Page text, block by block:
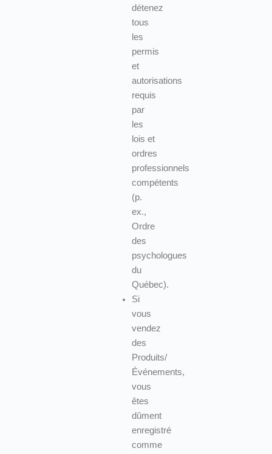
détenez
tous
les
permis
et
autorisations
requis
par
les
lois et
ordres
professionnels
compétents
(p.
ex.,
Ordre
des
psychologues
du
Québec).
Si
vous
vendez
des
Produits/
Événements,
vous
êtes
dûment
enregistré
comme